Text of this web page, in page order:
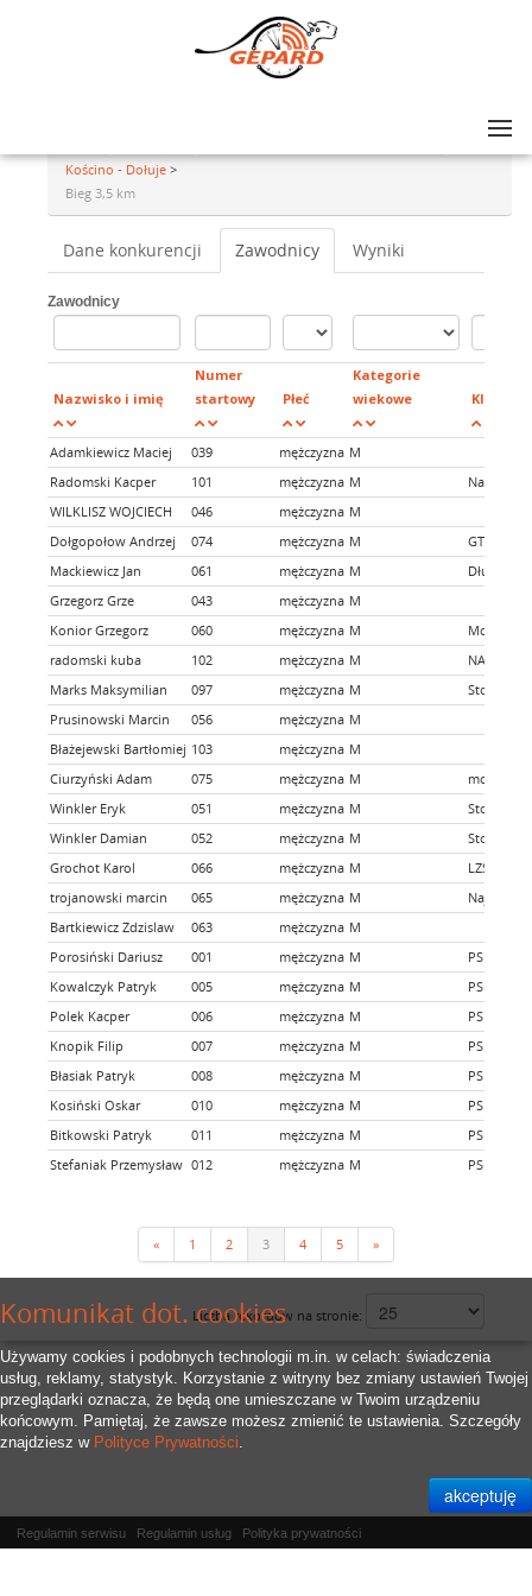
Komunikat dot. cookies
Używamy cookies i podobnych technologii m.in. w celach: świadczenia
usług, reklamy, statystyk. Korzystanie z witryny bez zmiany ustawień Twojej
przeglądarki oznacza, że będą one umieszczane w Twoim urządzeniu
końcowym. Pamiętaj, że zawsze możesz zmienić te ustawienia. Szczegóły
znajdziesz w Polityce Prywatności.
Kościno - Dołuje >
Bieg 3,5 km
Dane konkurencji Zawodnicy Wyniki
Zawodnicy
Nazwisko i imię
Numer
startowy
Płeć
Kategorie
wiekowe
Klub
Adamkiewicz Maciej 039 mężczyzna M
Radomski Kacper
101 mężczyzna M
Nasze
WILKLISZ WOJCIECH
046 mężczyzna M
Dołgopołow Andrzej
074 mężczyzna M
GT
Mackiewicz Jan
061 mężczyzna M
Grzegorz Grze
043 mężczyzna M
Konior Grzegorz
060 mężczyzna M
McKonior
radomski kuba
102 mężczyzna M
NASZE
Marks Maksymilian
097 mężczyzna M
Prusinowski Marcin
056 mężczyzna M
Błażejewski Bartłomiej 103 mężczyzna M
Ciurzyński Adam
075 mężczyzna M
Winkler Eryk
051 mężczyzna M
Winkler Damian
052 mężczyzna M
Grochot Karol
066 mężczyzna M
LZS
trojanowski marcin
065 mężczyzna M
Najlepszy
Bartkiewicz Zdzislaw
063 mężczyzna M
Porosiński Dariusz
001 mężczyzna M
PSP
Kowalczyk Patryk
005 mężczyzna M
PSP
Polek Kacper
006 mężczyzna M
PSP
Knopik Filip
007 mężczyzna M
PSP
Błasiak Patryk
008 mężczyzna M
PSP
Kosiński Oskar
010 mężczyzna M
PSP
Bitkowski Patryk
011 mężczyzna M
PSP
Stefaniak Przemysław 012 mężczyzna M PSP
« 1 2 3 4 5 »
Liczba rekordów na stronie:
Regulamin serwisu Regulamin usług
Polityka prywatności